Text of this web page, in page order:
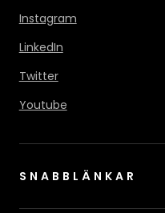
Instagram
LinkedIn
Twitter
Youtube
SNABBLÄNKAR